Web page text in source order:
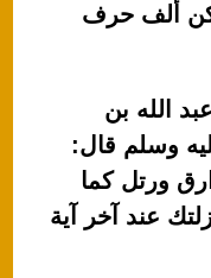
ألف حرف
الله بن
وسلم قال:
ورتل كما
عند آخر آية